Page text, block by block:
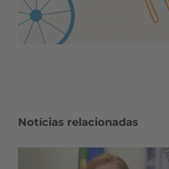
Notícias relacionadas